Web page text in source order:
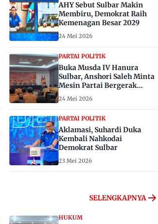
AHY Sebut Sulbar Makin
Membiru, Demokrat Raih
Kemenagan Besar 2029
24 Mei 2026
PARTAI POLITIK
Buka Musda IV Hanura
Sulbar, Anshori Saleh Minta
Mesin Partai Bergerak
Menangkan Pemilu 2029
24 Mei 2026
PARTAI POLITIK
Aklamasi, Suhardi Duka
Kembali Nahkodai
Demokrat Sulbar
23 Mei 2026
SELENGKAPNYA
HUKUM